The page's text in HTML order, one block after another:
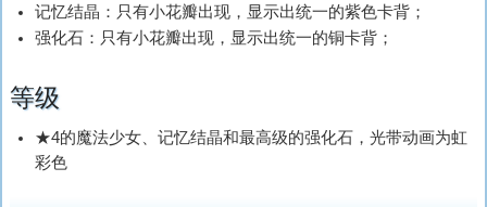
记忆结晶：只有小花瓣出现，显示出统一的紫色卡背；
强化石：只有小花瓣出现，显示出统一的铜卡背；
等级
★4的魔法少女、记忆结晶和最高级的强化石，光带动画为虹
彩色